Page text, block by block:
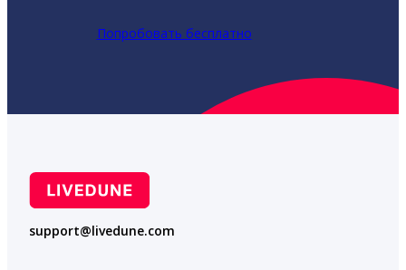
Попробовать бесплатно
support@livedune.com